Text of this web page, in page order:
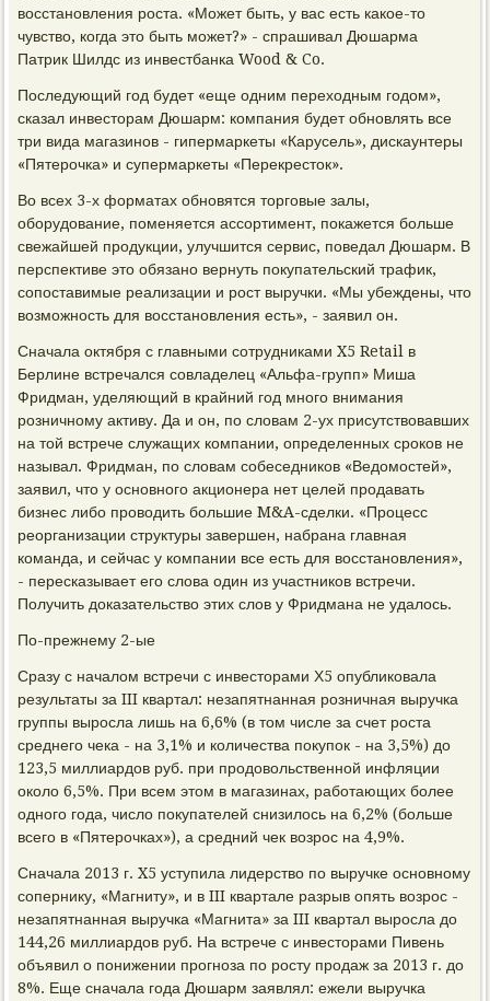
восстановления роста. «Может быть, у вас есть какое-то
чувство, когда это быть может?» - спрашивал Дюшарма
Патрик Шилдс из инвестбанка Wood & Co.
Последующий год будет «еще одним переходным годом»,
сказал инвесторам Дюшарм: компания будет обновлять все
три вида магазинов - гипермаркеты «Карусель», дискаунтеры
«Пятерочка» и супермаркеты «Перекресток».
Во всех 3-х форматах обновятся торговые залы,
оборудование, поменяется ассортимент, покажется больше
свежайшей продукции, улучшится сервис, поведал Дюшарм. В
перспективе это обязано вернуть покупательский трафик,
сопоставимые реализации и рост выручки. «Мы убеждены, что
возможность для восстановления есть», - заявил он.
Сначала октября с главными сотрудниками X5 Retail в
Берлине встречался совладелец «Альфа-групп» Миша
Фридман, уделяющий в крайний год много внимания
розничному активу. Да и он, по словам 2-ух присутствовавших
на той встрече служащих компании, определенных сроков не
называл. Фридман, по словам собеседников «Ведомостей»,
заявил, что у основного акционера нет целей продавать
бизнес либо проводить большие M&A-сделки. «Процесс
реорганизации структуры завершен, набрана главная
команда, и сейчас у компании все есть для восстановления»,
- пересказывает его слова один из участников встречи.
Получить доказательство этих слов у Фридмана не удалось.
По-прежнему 2-ые
Сразу с началом встречи с инвесторами Х5 опубликовала
результаты за III квартал: незапятнанная розничная выручка
группы выросла лишь на 6,6% (в том числе за счет роста
среднего чека - на 3,1% и количества покупок - на 3,5%) до
123,5 миллиардов руб. при продовольственной инфляции
около 6,5%. При всем этом в магазинах, работающих более
одного года, число покупателей снизилось на 6,2% (больше
всего в «Пятерочках»), а средний чек возрос на 4,9%.
Сначала 2013 г. X5 уступила лидерство по выручке основному
сопернику, «Магниту», и в III квартале разрыв опять возрос -
незапятнанная выручка «Магнита» за III квартал выросла до
144,26 миллиардов руб. На встрече с инвесторами Пивень
объявил о понижении прогноза по росту продаж за 2013 г. до
8%. Еще сначала года Дюшарм заявлял: ежели выручка